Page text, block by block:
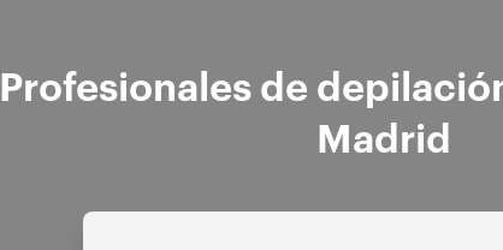
Profesionales de
Madrid